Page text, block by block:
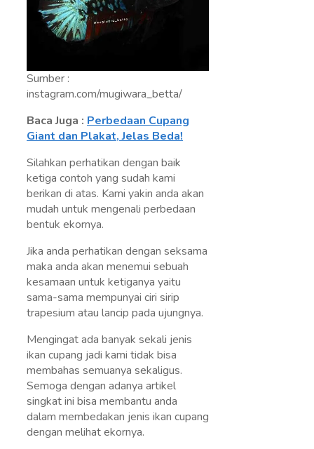
Sumber :
instagram.com/mugiwara_betta/
Baca Juga : Perbedaan Cupang
Giant dan Plakat, Jelas Beda!
Silahkan perhatikan dengan baik
ketiga contoh yang sudah kami
berikan di atas. Kami yakin anda akan
mudah untuk mengenali perbedaan
bentuk ekornya.
Jika anda perhatikan dengan seksama
maka anda akan menemui sebuah
kesamaan untuk ketiganya yaitu
sama-sama mempunyai ciri sirip
trapesium atau lancip pada ujungnya.
Mengingat ada banyak sekali jenis
ikan cupang jadi kami tidak bisa
membahas semuanya sekaligus.
Semoga dengan adanya artikel
singkat ini bisa membantu anda
dalam membedakan jenis ikan cupang
dengan melihat ekornya.